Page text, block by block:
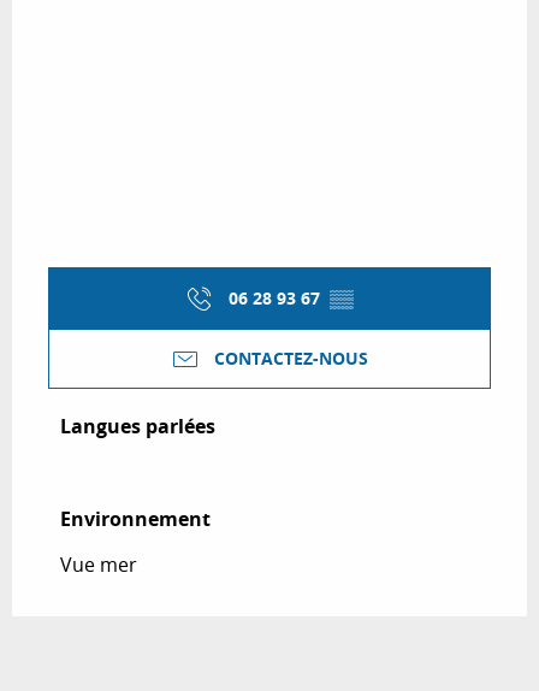
06 28 93 67 ▒▒
CONTACTEZ-NOUS
Langues parlées
Langues parlées
Environnement
Environnement
Vue mer